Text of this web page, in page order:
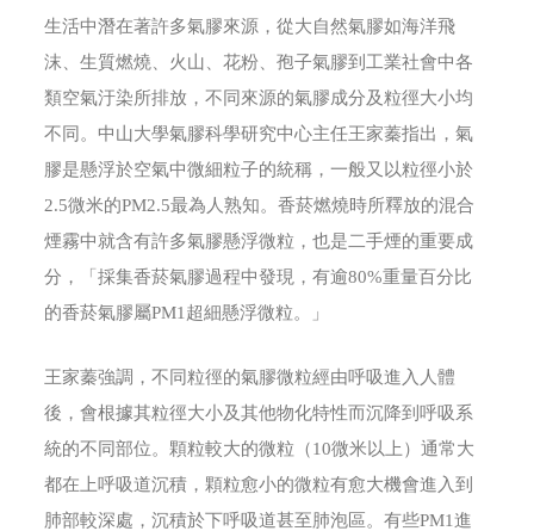
生活中潛在著許多氣膠來源，從大自然氣膠如海洋飛
沫、生質燃燒、火山、花粉、孢子氣膠到工業社會中各
類空氣汙染所排放，不同來源的氣膠成分及粒徑大小均
不同。中山大學氣膠科學研究中心主任王家蓁指出，氣
膠是懸浮於空氣中微細粒子的統稱，一般又以粒徑小於
2.5微米的PM2.5最為人熟知。香菸燃燒時所釋放的混合
煙霧中就含有許多氣膠懸浮微粒，也是二手煙的重要成
分，「採集香菸氣膠過程中發現，有逾80%重量百分比
的香菸氣膠屬PM1超細懸浮微粒。」
王家蓁強調，不同粒徑的氣膠微粒經由呼吸進入人體
後，會根據其粒徑大小及其他物化特性而沉降到呼吸系
統的不同部位。顆粒較大的微粒（10微米以上）通常大
都在上呼吸道沉積，顆粒愈小的微粒有愈大機會進入到
肺部較深處，沉積於下呼吸道甚至肺泡區。有些PM1進